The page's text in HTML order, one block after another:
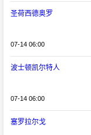
圣荷西德奥罗
07-14 06:00
波士顿凯尔特人
07-14 06:00
塞罗拉尔戈